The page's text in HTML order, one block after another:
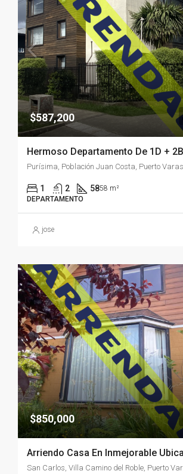
$587,200
1 2 5858 m²
DEPARTAMENTO
jose
$850,000